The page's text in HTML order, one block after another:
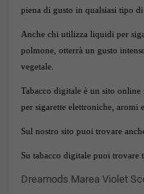
piena di gusto in qualsiasi tipo
Anche chi utilizza liquidi per
polmone, otterrà un gusto
vegetale.
Tabacco digitale è un sito
per sigarette elettroniche, aromi
Sul nostro sito puoi trovare
Su tabacco digitale puoi
Dreamods Marea Violet